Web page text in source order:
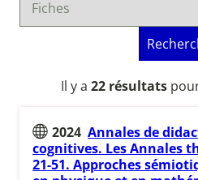
Il y a 22 résultats
2024 Annales de
cognitives. Les Annales
21-51. Approches